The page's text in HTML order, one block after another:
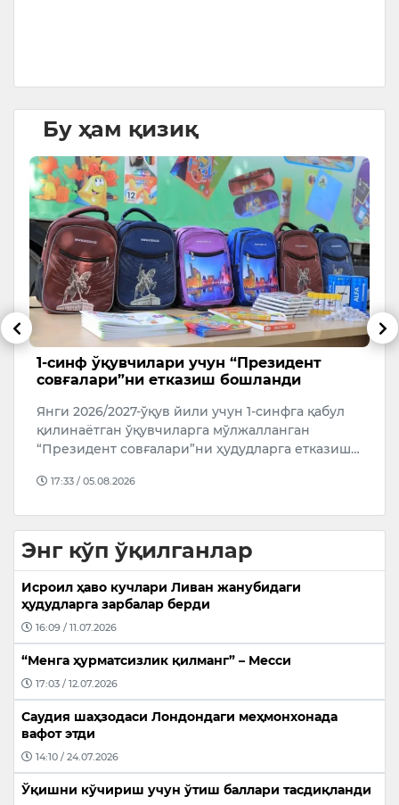
Бу ҳам қизиқ
1-синф ўқувчилари учун “Президент
совғалари”ни етказиш бошланди
Янги 2026/2027-ўқув йили учун 1-синфга қабул
қилинаётган ўқувчиларга мўлжалланган
“Президент совғалари”ни ҳудудларга етказиш…
17:33 / 05.08.2026
Энг кўп ўқилганлар
Исроил ҳаво кучлари Ливан жанубидаги
ҳудудларга зарбалар берди
16:09 / 11.07.2026
“Менга ҳурматсизлик қилманг” – Месси
17:03 / 12.07.2026
Саудия шаҳзодаси Лондондаги меҳмонхонада
вафот этди
14:10 / 24.07.2026
Ўқишни кўчириш учун ўтиш баллари тасдиқланди